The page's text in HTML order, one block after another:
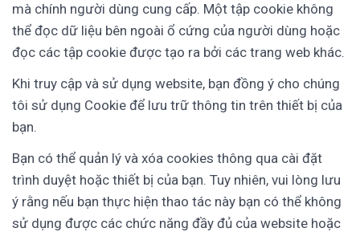
mà chính người dùng cung cấp. Một tập cookie không
thể đọc dữ liệu bên ngoài ổ cứng của người dùng hoặc
đọc các tập cookie được tạo ra bởi các trang web khác.
Khi truy cập và sử dụng website, bạn đồng ý cho chúng
tôi sử dụng Cookie để lưu trữ thông tin trên thiết bị của
bạn.
Bạn có thể quản lý và xóa cookies thông qua cài đặt
trình duyệt hoặc thiết bị của bạn. Tuy nhiên, vui lòng lưu
ý rằng nếu bạn thực hiện thao tác này bạn có thể không
sử dụng được các chức năng đầy đủ của website hoặc